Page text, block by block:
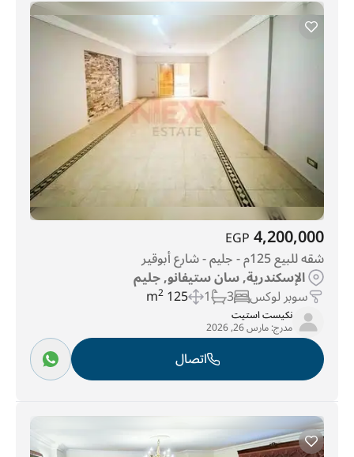
4,200,000
EGP
شقه للبيع 125م - جليم - شارع أبوقير
الإسكندرية, سان ستيفانو, جليم
سوبر لوكس 3
1
125 m
2
نكيست استيت
مدرج:مارس 26, 2026
اتصال